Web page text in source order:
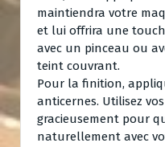
maintiendra votre
et lui offrira une
avec un pinceau ou
teint couvrant.
Pour la finition,
anticernes. Utilisez
gracieusement pour
naturellement avec